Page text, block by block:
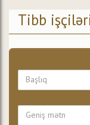
Tibb